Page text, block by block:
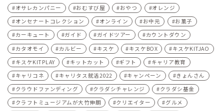
オサレカンパニー
おむすび屋 おやつ
オレンジ
オンセナートコレクション
オンライン お中元
お菓子
カーキュート
ガイド ガイドツアー
カウントダウン
カタオモイ
カルビー キスケ キスケBOX
キスケKITJAO
キスケKITPLAY
キットカット ギフト
キャリア教育
キャリコネ
キャリタス就活2022 キャンペーン
きょんさん
クラウドファンディング
クラダシチャレンジ
クラダシ基金
クラフトミュージアムが大竹伸朗
クリエイター
グルメ